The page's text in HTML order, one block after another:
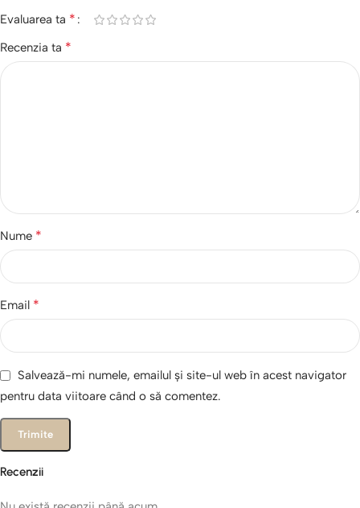
Recenzii
Evaluarea ta *
Recenzia ta *
Nume *
Email *
Salvează-mi numele, emailul și site-ul web în acest navigator
pentru data viitoare când o să comentez.